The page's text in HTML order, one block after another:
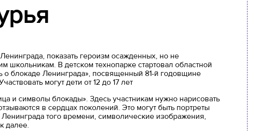
показать героизм осажденных, но не
В детском технопарке стартовал областной
о блокаде Ленинграда», посвященный 81-й годовщине
могут дети от 12 до 17 лет
и символы блокады». Здесь участникам нужно нарисовать
в сердцах поколений. Это могут быть портреты
того времени, символические изображения,
далее.